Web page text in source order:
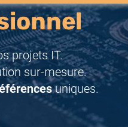
projets IT.
sur-mesure.
uniques.